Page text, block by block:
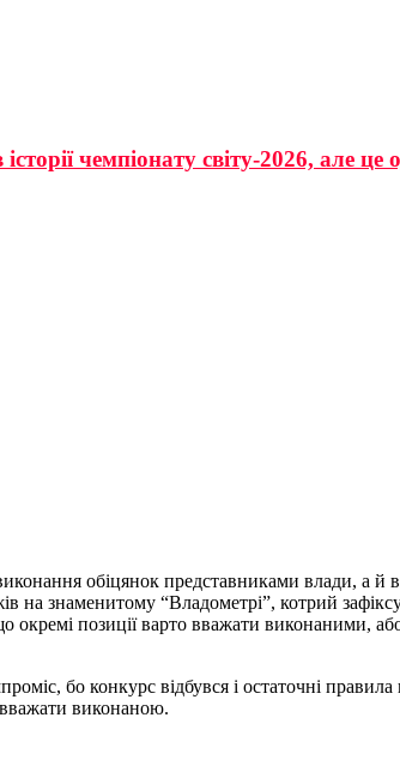
чемпіонату світу-2026, але
обіцянок представниками влади, а й
на знаменитому “Владометрі”, котрий
окремі позиції варто вважати виконаними,
бо конкурс відбувся і остаточні
виконаною.